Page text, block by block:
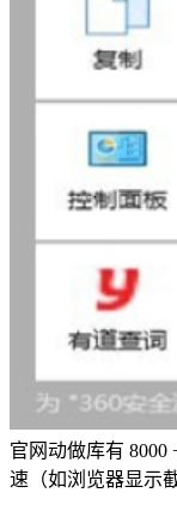
官网动做库有
速（如浏览器显示